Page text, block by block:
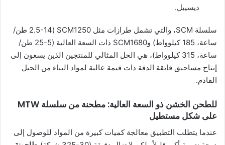
ديسيبل.
سلسلة SCM، والتي تشمل طرازات مثل SCM1250 (2.5-14 طن/
ساعة، 185 كيلوواط) وSCM1680 ذات السعة العالية (5-25 طن/
ساعة، 315 كيلوواط)، هي الحل المثالي للمنتجين الذين يسعون إلى
إنتاج مساحيق فائقة الدقة ذات قيمة عالية لمواد البناء من الجيل
القادم.
للطحن الخشن ذو السعة العالية: مطحنة من سلسلة MTW
على شكل مستطيل
عندما يتطلب التطبيق معالجة كميات كبيرة من المواد للوصول إلى